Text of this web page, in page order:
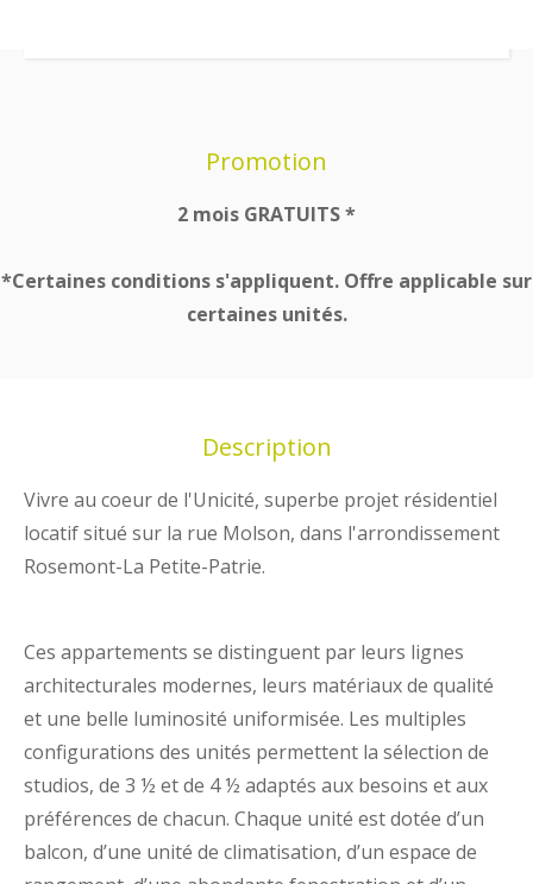
Promotion
2 mois GRATUITS *
*Certaines conditions s'appliquent. Offre applicable sur
certaines unités.
Description
Vivre au coeur de l'Unicité, superbe projet résidentiel
locatif situé sur la rue Molson, dans l'arrondissement
Rosemont-La Petite-Patrie.
Ces appartements se distinguent par leurs lignes
architecturales modernes, leurs matériaux de qualité
et une belle luminosité uniformisée. Les multiples
configurations des unités permettent la sélection de
studios, de 3 ½ et de 4 ½ adaptés aux besoins et aux
préférences de chacun. Chaque unité est dotée d’un
balcon, d’une unité de climatisation, d’un espace de